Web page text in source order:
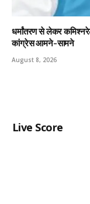
धर्मांतरण से लेकर
कांग्रेस आमने-सामने
August 8, 2026
Live Score